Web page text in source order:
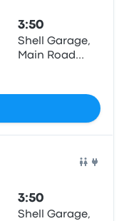
3:50
Shell Garage,
Main Road
3:50
Shell Garage,